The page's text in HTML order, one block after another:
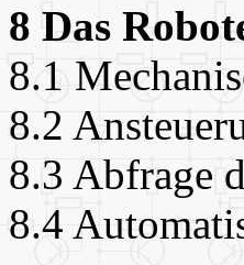
8 Das
8.1
8.2
8.3 Abfrage
8.4